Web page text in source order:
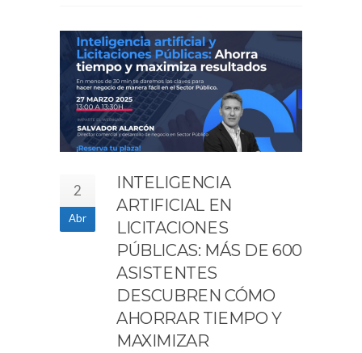
2
Abr
INTELIGENCIA
ARTIFICIAL EN
LICITACIONES
PÚBLICAS: MÁS DE 600
ASISTENTES
DESCUBREN CÓMO
AHORRAR TIEMPO Y
MAXIMIZAR